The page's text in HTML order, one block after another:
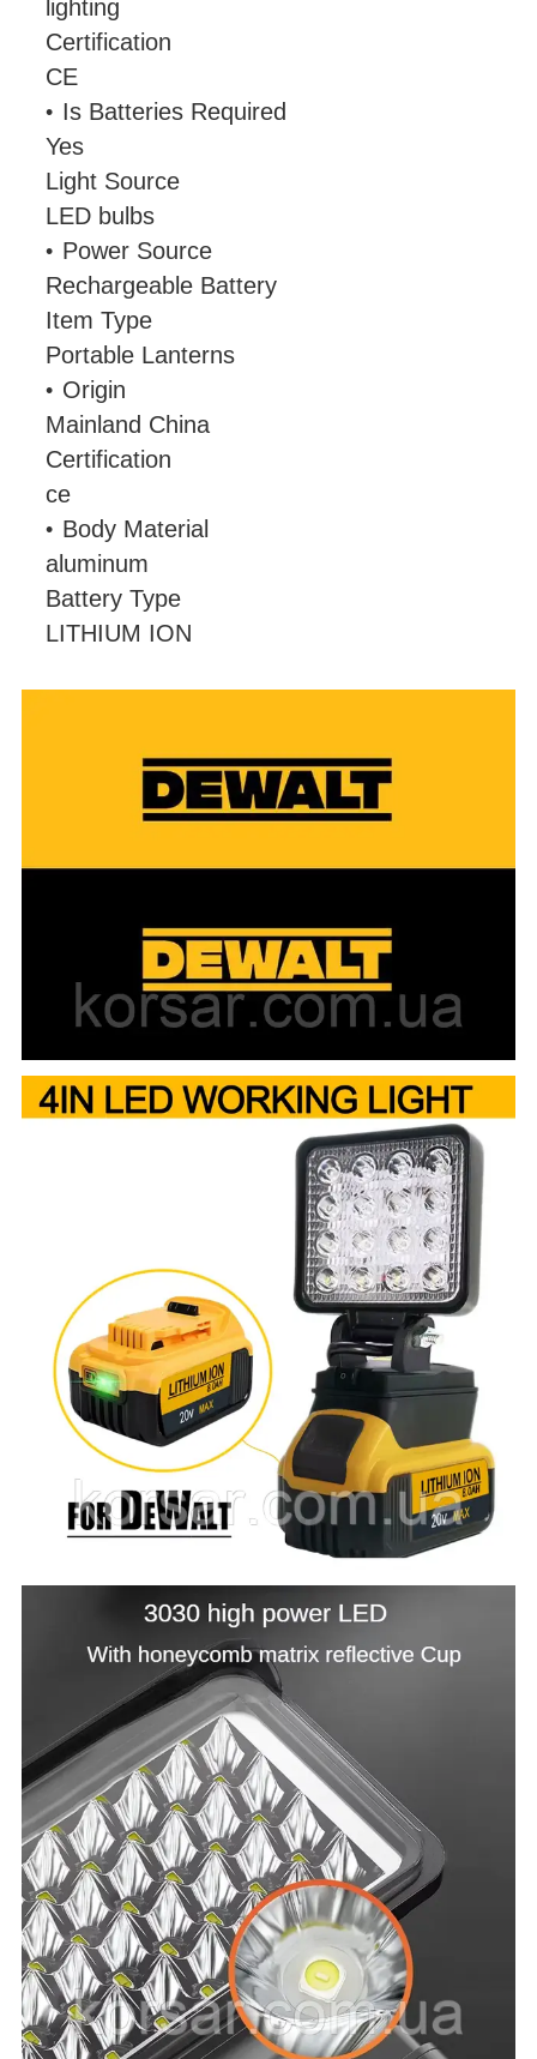
lighting
Certification
CE
Is Batteries Required
Yes
Light Source
LED bulbs
Power Source
Rechargeable Battery
Item Type
Portable Lanterns
Origin
Mainland China
Certification
ce
Body Material
aluminum
Battery Type
LITHIUM ION